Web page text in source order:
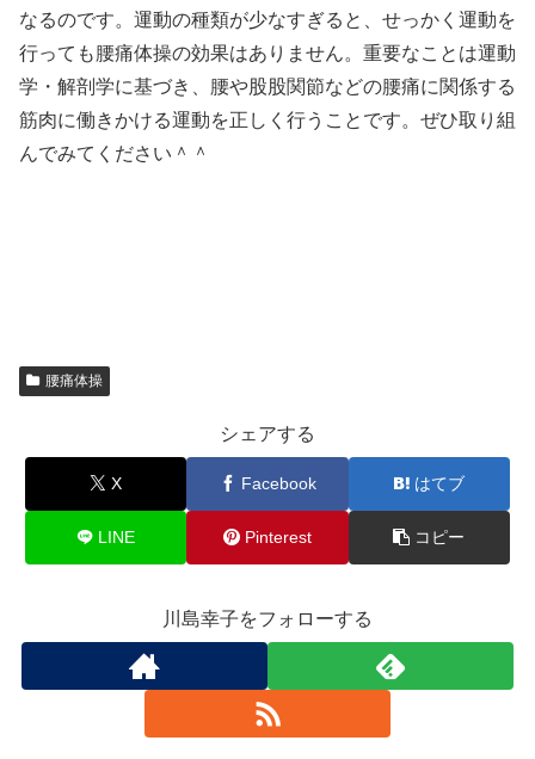
なるのです。運動の種類が少なすぎると、せっかく運動を
行っても腰痛体操の効果はありません。重要なことは運動
学・解剖学に基づき、腰や股股関節などの腰痛に関係する
筋肉に働きかける運動を正しく行うことです。ぜひ取り組
んでみてください＾＾
腰痛体操
シェアする
X Facebook はてブ
LINE Pinterest コピー
川島幸子をフォローする